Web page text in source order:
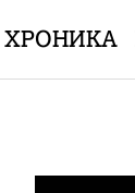
ХРОНИКА